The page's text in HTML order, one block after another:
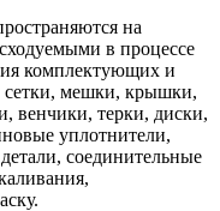
на
в процессе
комплектующих и
сетки, мешки, крышки,
венчики, терки, диски,
уплотнители,
соединительные